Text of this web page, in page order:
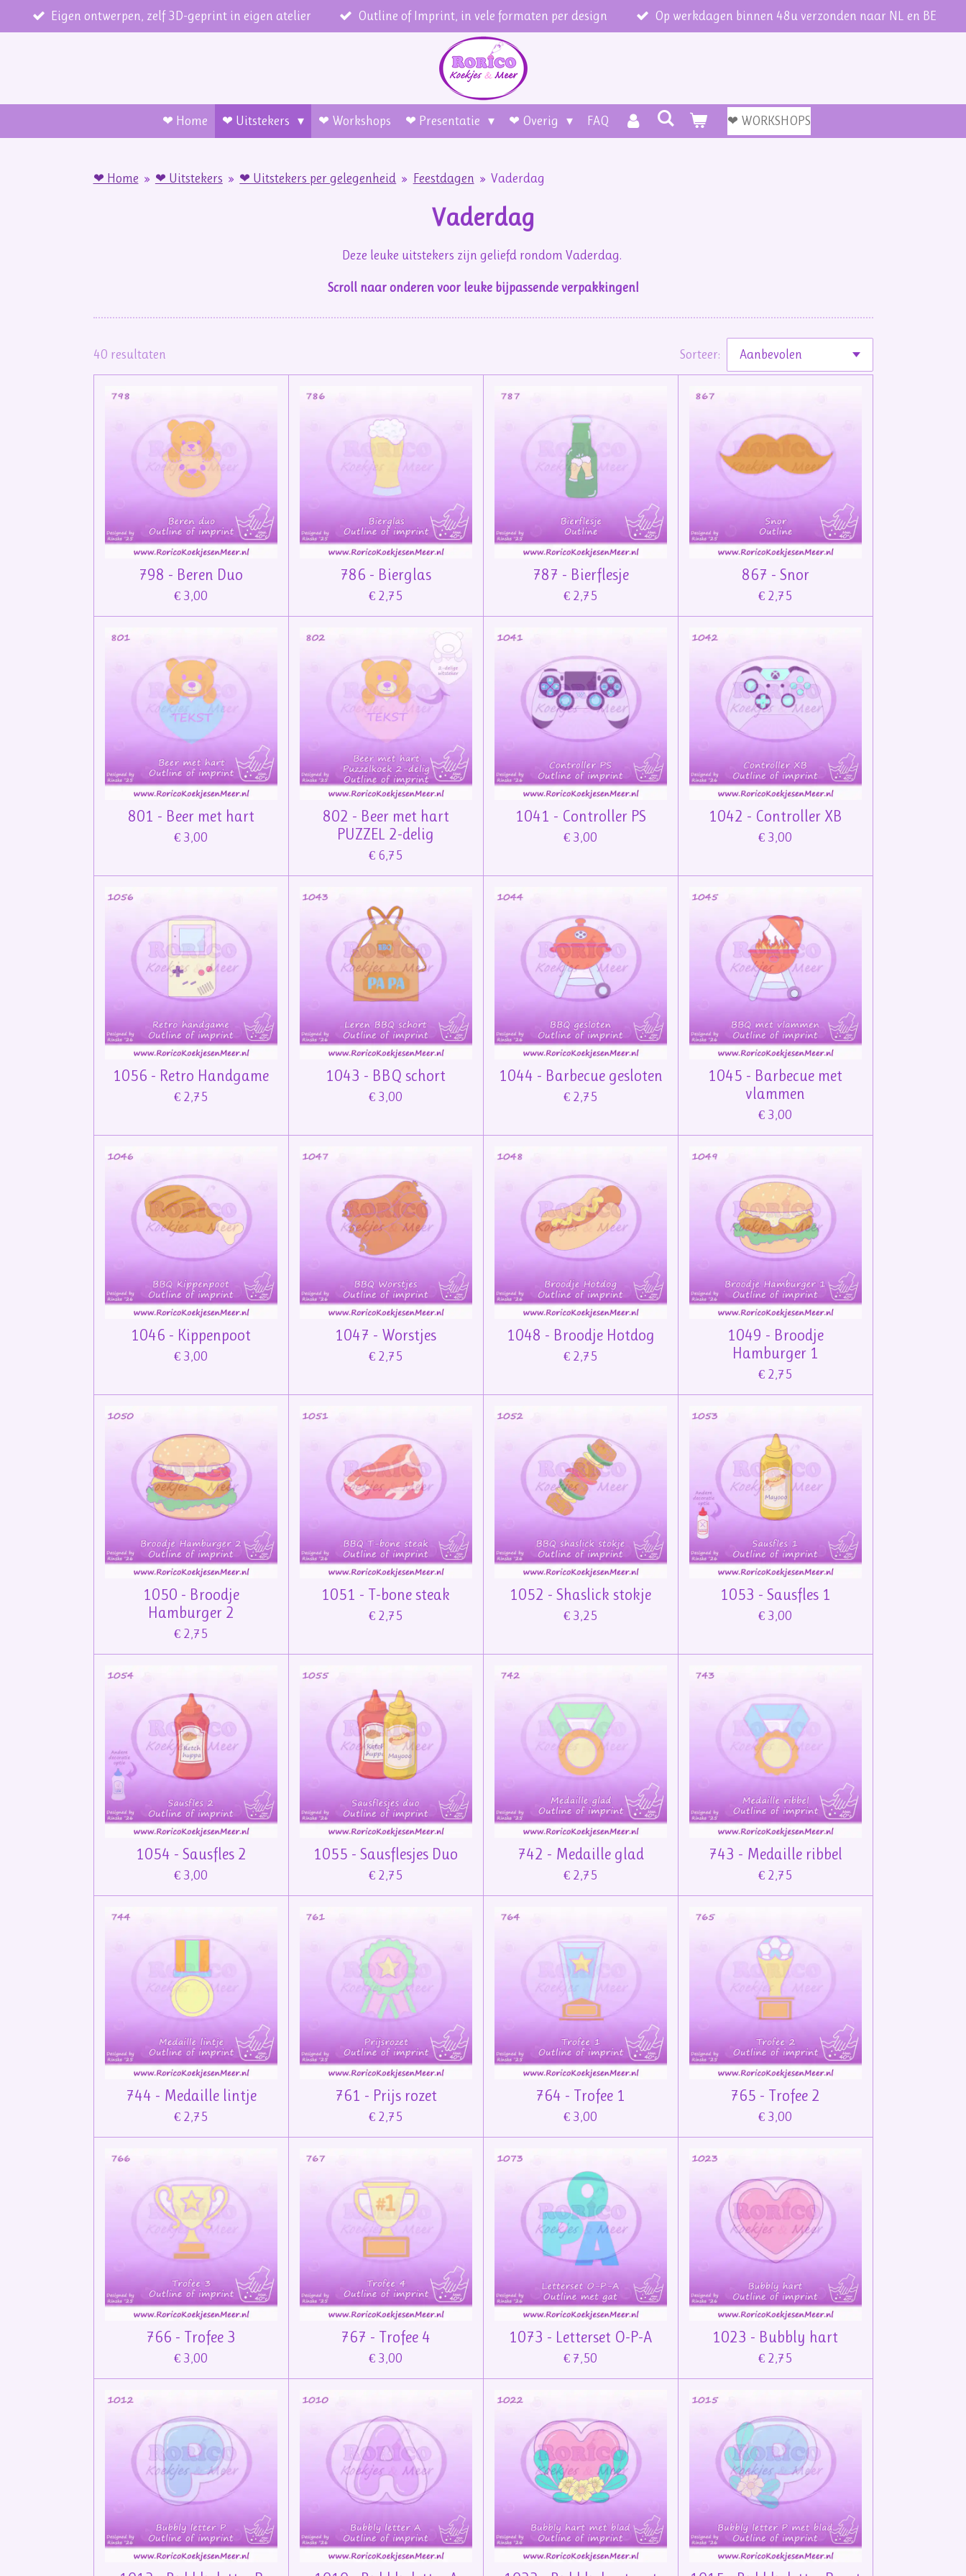
direct
Eigen ontwerpen, zelf 3D-geprint in eigen atelier Outline of Imprint, in vele formaten per design Op werkdagen binnen 48u verzonden naar NL en BE
❤ Home ❤ Uitstekers ❤ Workshops ❤ Presentatie ❤ Overig FAQ ❤ WORKSHOPS
❤ Home » ❤ Uitstekers » ❤ Uitstekers per gelegenheid » Feestdagen » Vaderdag
Vaderdag
Deze leuke uitstekers zijn geliefd rondom Vaderdag.
Scroll naar onderen voor leuke bijpassende verpakkingen!
40 resultaten Sorteer:
798 - Beren Duo
€ 3,00
786 - Bierglas
€ 2,75
787 - Bierflesje
€ 2,75
867 - Snor
€ 2,75
801 - Beer met hart
€ 3,00
802 - Beer met hart
PUZZEL 2-delig
€ 6,75
1041 - Controller PS
€ 3,00
1042 - Controller XB
€ 3,00
1056 - Retro Handgame
€ 2,75
1043 - BBQ schort
€ 3,00
1044 - Barbecue gesloten
€ 2,75
1045 - Barbecue met
vlammen
€ 3,00
1046 - Kippenpoot
€ 3,00
1047 - Worstjes
€ 2,75
1048 - Broodje Hotdog
€ 2,75
1049 - Broodje
Hamburger 1
€ 2,75
1050 - Broodje
Hamburger 2
€ 2,75
1051 - T-bone steak
€ 2,75
1052 - Shaslick stokje
€ 3,25
1053 - Sausfles 1
€ 3,00
1054 - Sausfles 2
€ 3,00
1055 - Sausflesjes Duo
€ 2,75
742 - Medaille glad
€ 2,75
743 - Medaille ribbel
€ 2,75
744 - Medaille lintje
€ 2,75
761 - Prijs rozet
€ 2,75
764 - Trofee 1
€ 3,00
765 - Trofee 2
€ 3,00
766 - Trofee 3
€ 3,00
767 - Trofee 4
€ 3,00
1073 - Letterset O-P-A
€ 7,50
1023 - Bubbly hart
€ 2,75